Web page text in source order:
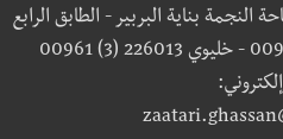
النجمة بناية البربير - الطابق الرابع